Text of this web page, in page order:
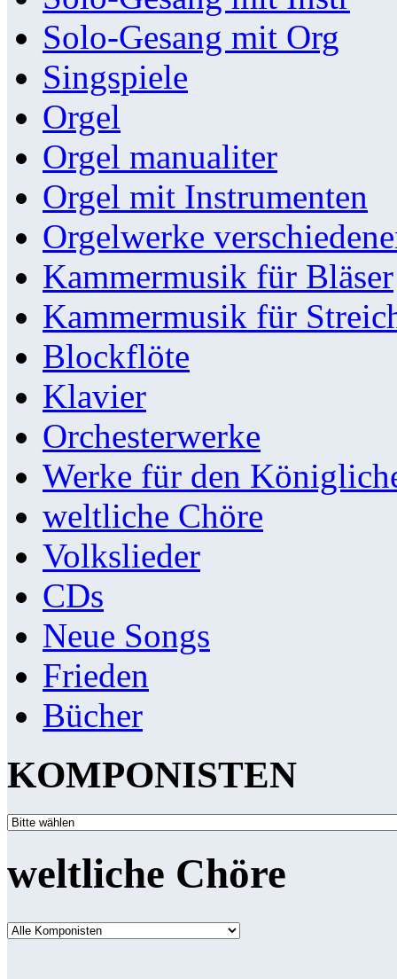
Solo-Gesang mit Org
Singspiele
Orgel
Orgel manualiter
Orgel mit Instrumenten
Orgelwerke
Kammermusik für Bläser
Kammermusik für
Blockflöte
Klavier
Orchesterwerke
Werke für den
weltliche Chöre
Volkslieder
CDs
Neue Songs
Frieden
Bücher
KOMPONISTEN
weltliche Chöre